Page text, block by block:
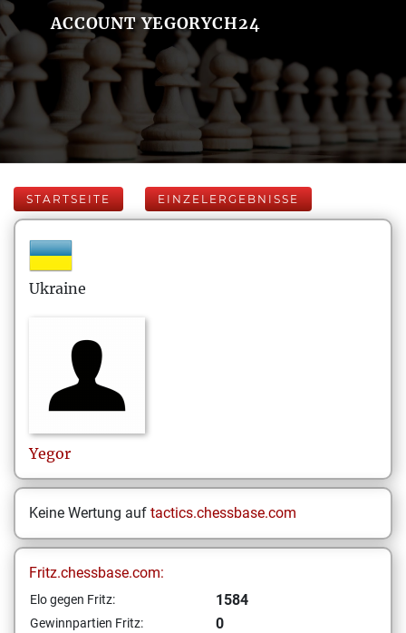
ACCOUNT YEGORYCH24
STARTSEITE EINZELERGEBNISSE
Ukraine
Yegor
Keine Wertung auf tactics.chessbase.com
Fritz.chessbase.com:
Elo gegen Fritz: 1584
Gewinnpartien Fritz: 0